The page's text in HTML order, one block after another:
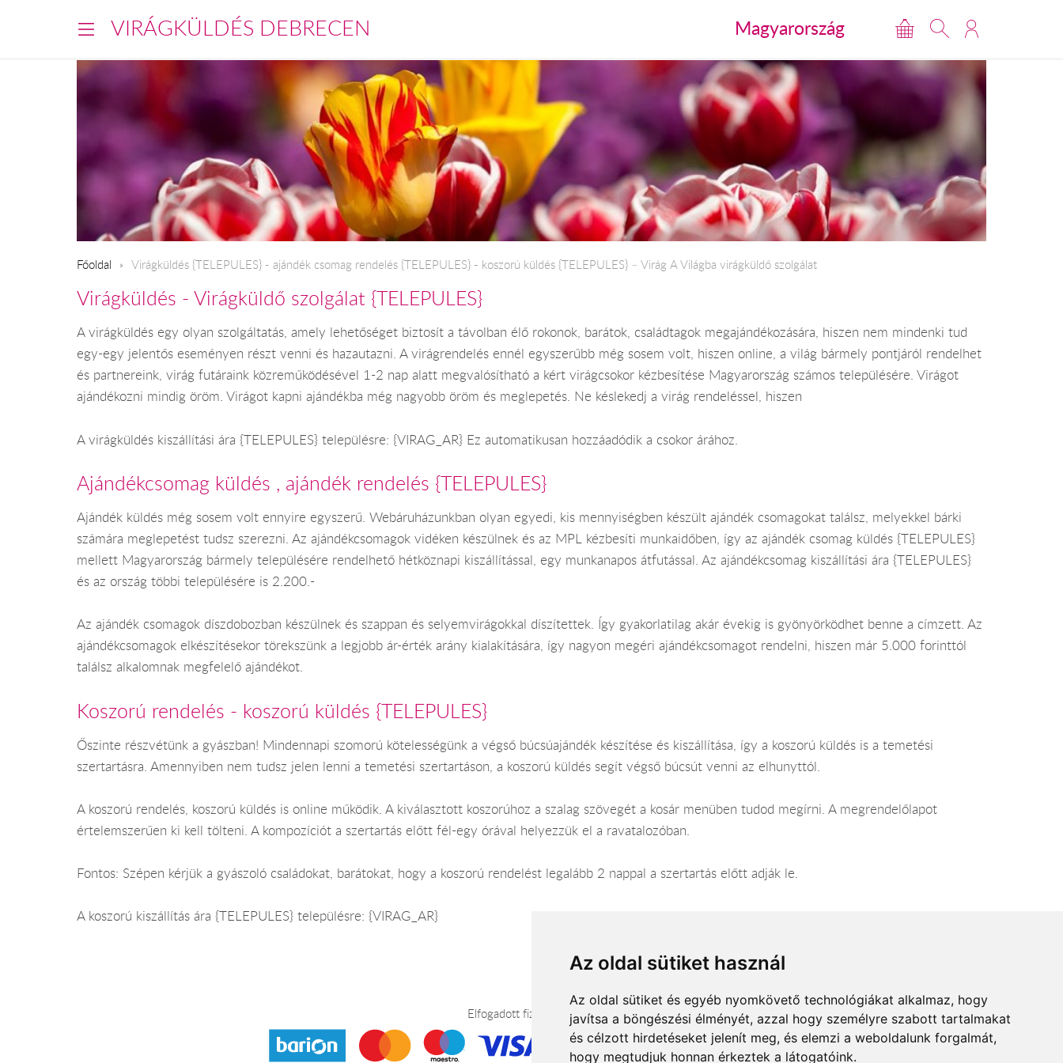
Az oldal sütiket használ
Az oldal sütiket és egyéb nyomkövető technológiákat alkalmaz, hogy
javítsa a böngészési élményét, azzal hogy személyre szabott tartalmakat
és célzott hirdetéseket jelenít meg, és elemzi a weboldalunk forgalmát,
hogy megtudjuk honnan érkeztek a látogatóink.
VIRÁGKÜLDÉS DEBRECEN Magyarország
Főoldal ​Virágküldés {TELEPULES} - ajándék csomag rendelés {TELEPULES} - koszorú küldés {TELEPULES} – Virág A Világba virágküldő szolgálat
Virágküldés - Virágküldő szolgálat {TELEPULES}
A virágküldés egy olyan szolgáltatás, amely lehetőséget biztosít a távolban élő rokonok, barátok, családtagok megajándékozására, hiszen nem mindenki tud
egy-egy jelentős eseményen részt venni és hazautazni. A virágrendelés ennél egyszerűbb még sosem volt, hiszen online, a világ bármely pontjáról rendelhet
és partnereink, virág futáraink közreműködésével 1-2 nap alatt megvalósítható a kért virágcsokor kézbesítése Magyarország számos településére. Virágot
ajándékozni mindig öröm. Virágot kapni ajándékba még nagyobb öröm és meglepetés. Ne késlekedj a virág rendeléssel, hiszen
A virágküldés kiszállítási ára {TELEPULES} településre: {VIRAG_AR} Ez automatikusan hozzáadódik a csokor árához.
Ajándékcsomag küldés , ajándék rendelés {TELEPULES}
Ajándék küldés még sosem volt ennyire egyszerű. Webáruházunkban olyan egyedi, kis mennyiségben készült ajándék csomagokat találsz, melyekkel bárki
számára meglepetést tudsz szerezni. Az ajándékcsomagok vidéken készülnek és az MPL kézbesíti munkaidőben, így az ajándék csomag küldés {TELEPULES}
mellett Magyarország bármely településére rendelhető hétköznapi kiszállítással, egy munkanapos átfutással. Az ajándékcsomag kiszállítási ára {TELEPULES}
és az ország többi településére is 2.200.-
Az ajándék csomagok díszdobozban készülnek és szappan és selyemvirágokkal díszítettek. Így gyakorlatilag akár évekig is gyönyörködhet benne a címzett. Az
ajándékcsomagok elkészítésekor törekszünk a legjobb ár-érték arány kialakítására, így nagyon megéri ajándékcsomagot rendelni, hiszen már 5.000 forinttól
találsz alkalomnak megfelelő ajándékot.
Koszorú rendelés - koszorú küldés {TELEPULES}
Őszinte részvétünk a gyászban! Mindennapi szomorú kötelességünk a végső búcsúajándék készítése és kiszállítása, így a koszorú küldés is a temetési
szertartásra. Amennyiben nem tudsz jelen lenni a temetési szertartáson, a koszorú küldés segít végső búcsút venni az elhunyttól.
A koszorú rendelés, koszorú küldés is online működik. A kiválasztott koszorúhoz a szalag szövegét a kosár menüben tudod megírni. A megrendelőlapot
értelemszerűen ki kell tölteni. A kompozíciót a szertartás előtt fél-egy órával helyezzük el a ravatalozóban.
Fontos: Szépen kérjük a gyászoló családokat, barátokat, hogy a koszorú rendelést legalább 2 nappal a szertartás előtt adják le.
A koszorú kiszállítás ára {TELEPULES} településre: {VIRAG_AR}
Elfogadott fizetési módok